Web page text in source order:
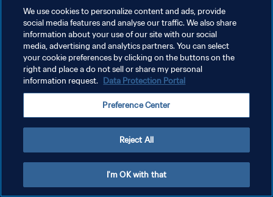
POLITIQUE DE CONFIDENTIALITÉ
CONDITIONS D'UTILISATION
GÉRER VOS PRÉFÉRENCES SUR LES COOKIES
We use cookies to personalize content and ads, provide
social media features and analyse our traffic. We also share
information about your use of our site with our social
media, advertising and analytics partners. You can select
your cookie preferences by clicking on the buttons on the
right and place a do not sell or share my personal
information request. Data Protection Portal
Preference Center
Reject All
I'm OK with that